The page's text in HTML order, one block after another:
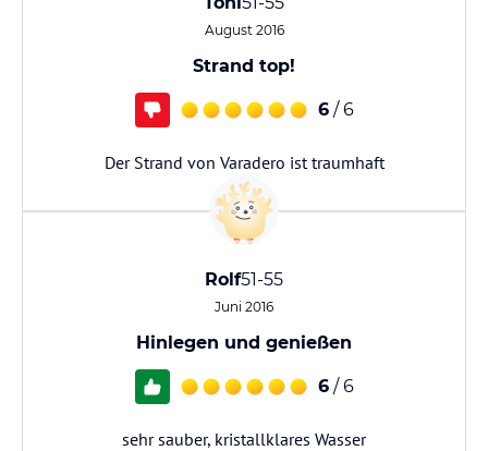
August 2016
Strand top!
6 / 6
Der Strand von Varadero ist traumhaft
Rolf51-55
Juni 2016
Hinlegen und genießen
6 / 6
sehr sauber, kristallklares Wasser